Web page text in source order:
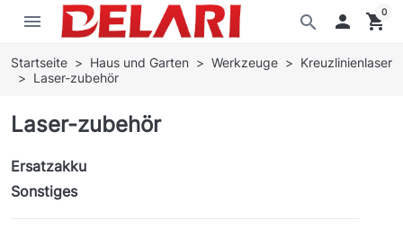
menu search  shopping_cart
0
Startseite Haus und Garten Werkzeuge
Kreuzlinienlaser
Laser-zubehör
Laser-zubehör
Ersatzakku
Sonstiges